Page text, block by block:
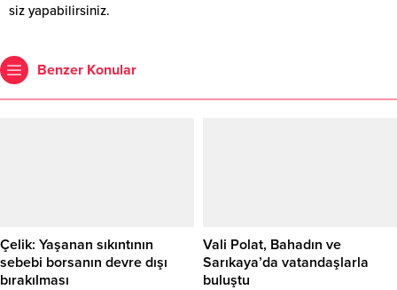
siz yapabilirsiniz.
Benzer Konular
Çelik: Yaşanan sıkıntının
sebebi borsanın devre dışı
bırakılması
Vali Polat, Bahadın ve
Sarıkaya’da vatandaşlarla
buluştu